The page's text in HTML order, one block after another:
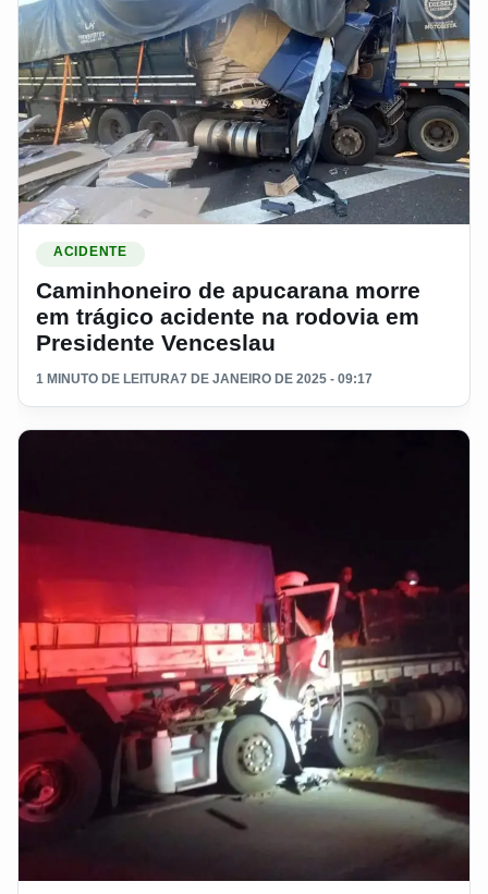
ACIDENTE
Caminhoneiro de apucarana morre
em trágico acidente na rodovia em
Presidente Venceslau
1 MINUTO DE LEITURA7 DE JANEIRO DE 2025 - 09:17